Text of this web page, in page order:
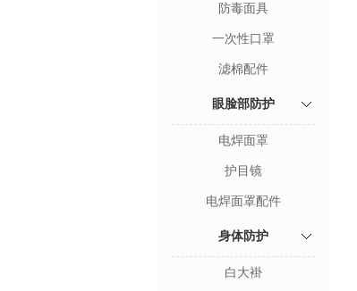
防毒面具
一次性口罩
滤棉配件
眼脸部防护
电焊面罩
护目镜
电焊面罩配件
身体防护
白大褂